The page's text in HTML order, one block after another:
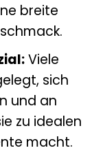
breite
Viele
sich
und an
zu idealen
macht.